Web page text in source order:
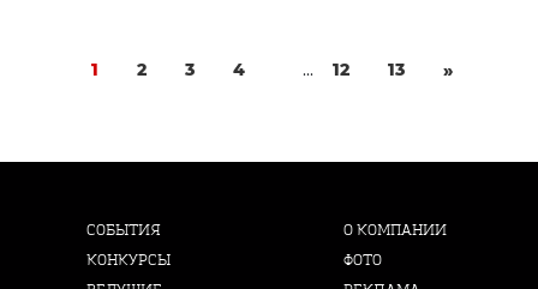
1 2 3 4 ... 12 13 »
СОБЫТИЯ
КОНКУРСЫ
О КОМПАНИИ
ФОТО